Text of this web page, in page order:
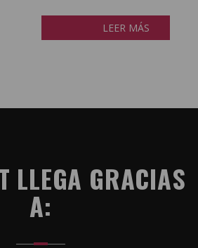
LEER MÁS
LLEGA GRACIAS
A: